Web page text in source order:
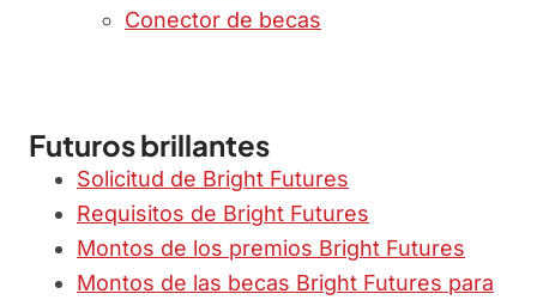
Conector de becas
Futuros brillantes
Solicitud de Bright Futures
Requisitos de Bright Futures
Montos de los premios Bright Futures
Montos de las becas Bright Futures para